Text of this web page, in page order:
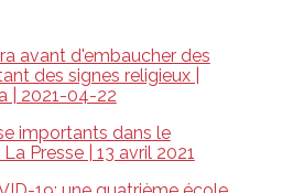
avant d'embaucher des
des signes religieux |
| 2021-04-22
importants dans le
Presse | 13 avril 2021